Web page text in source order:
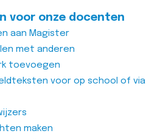
voor onze docenten
aan Magister
met anderen
toevoegen
voor op school of via
maken